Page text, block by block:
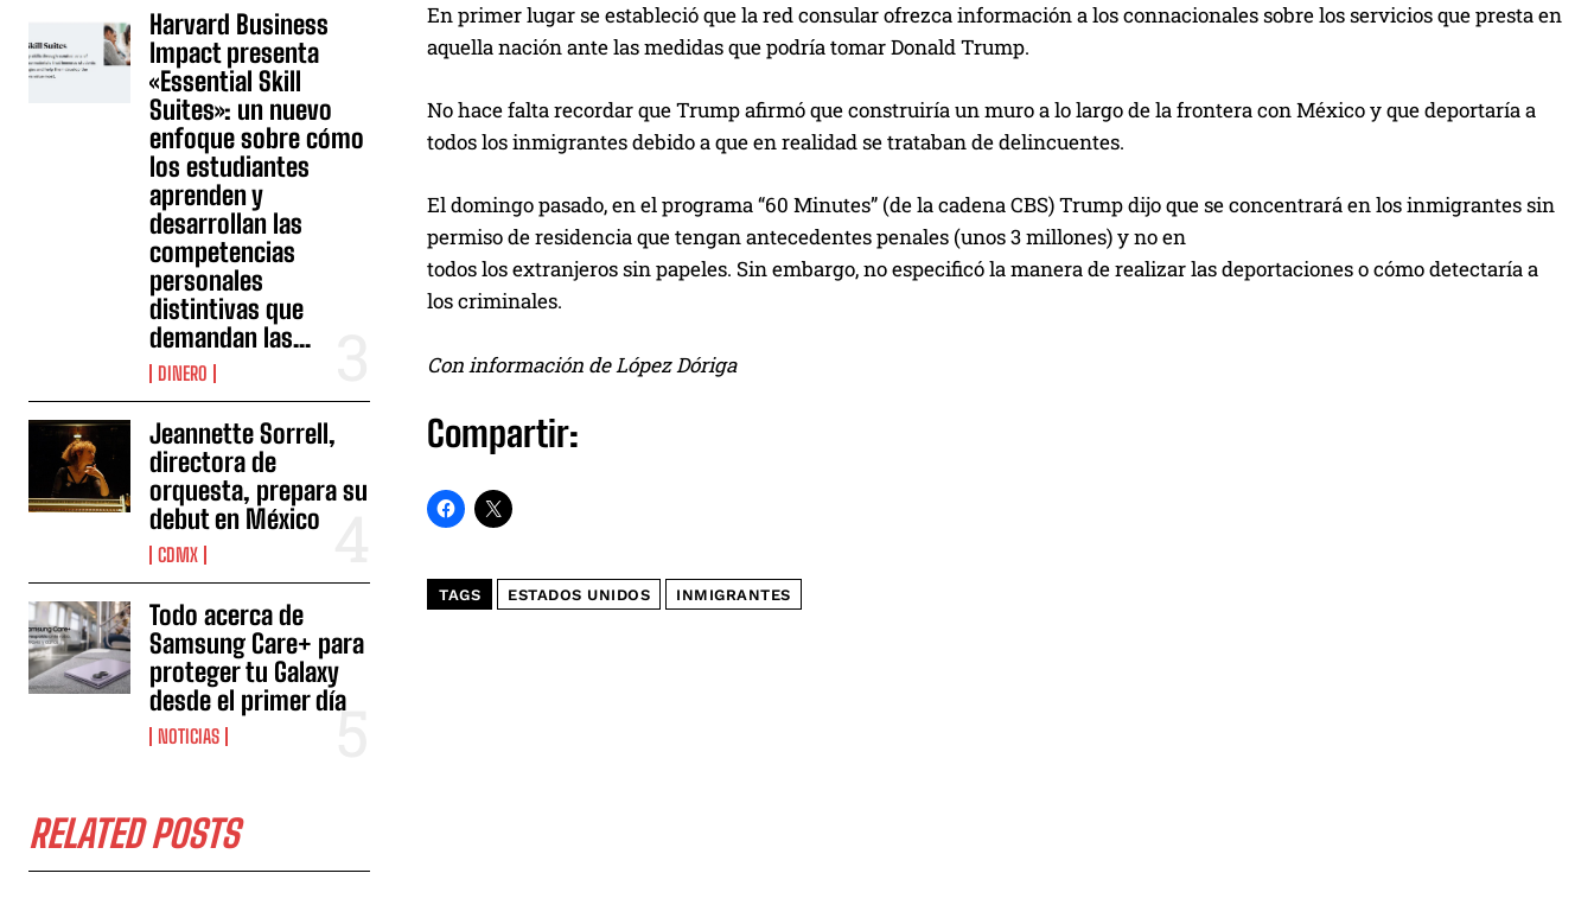
Harvard Business
Impact presenta
«Essential Skill
Suites»: un nuevo
enfoque sobre cómo
los estudiantes
aprenden y
desarrollan las
competencias
personales
distintivas que
demandan las...
DINERO
Jeannette Sorrell,
directora de
orquesta, prepara su
debut en México
CDMX
Todo acerca de
Samsung Care+ para
proteger tu Galaxy
desde el primer día
NOTICIAS
RELATED POSTS
En primer lugar se estableció que la red consular ofrezca información a los connacionales sobre los servicios que presta en
aquella nación ante las medidas que podría tomar Donald Trump.
No hace falta recordar que Trump afirmó que construiría un muro a lo largo de la frontera con México y que deportaría a
todos los inmigrantes debido a que en realidad se trataban de delincuentes.
El domingo pasado, en el programa “60 Minutes” (de la cadena CBS) Trump dijo que se concentrará en los inmigrantes sin
permiso de residencia que tengan antecedentes penales (unos 3 millones) y no en
todos los extranjeros sin papeles. Sin embargo, no especificó la manera de realizar las deportaciones o cómo detectaría a
los criminales.
Con información de López Dóriga
Compartir:
TAGS ESTADOS UNIDOS INMIGRANTES